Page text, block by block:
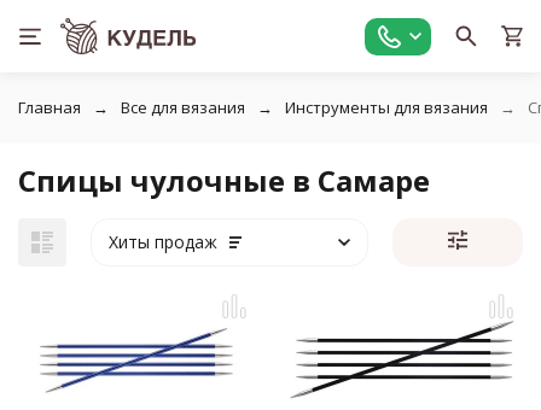
Главная Все для вязания Инструменты для вязания
Спицы чулочные в Самаре
Хиты продаж